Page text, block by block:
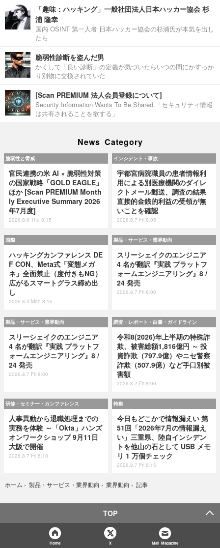
「趣味：ハッキング」一般社団法人日本ハッカー協会 杉
浦 隆幸
国内 OSINT 第一人者 日本ハッカー協会の杉浦氏が本気を出し
たら
脆弱性診断を盗んだ男
かくして「良い診断」の定義が気づいたらいつの間にかすっか
り別物に交換されていた
[Scan PREMIUM 法人会員登録について]
Security Information Wants To Be Shared.「セキュリティ情報
は共有されることを欲する」
News Category
脆弱性と脅威
官民連携の米 AI × 脆弱性対策
の国家戦略「GOLD EAGLE」
ほか [Scan PREMIUM Month
ly Executive Summary 2026
年7月度]
2026.8.6 Thu 8:15
インシデント・事故
宇都宮病院職員の患者情報利
用による別医療機関のダイレ
クトメール郵送、調査の結果
直接的金銭的利益の受領が無
いことを確認
2026.8.7 Fri 8:05
国際
ハッキングカンファレンス DE
F CON、Meta式「変態メガ
ネ」全面禁止（度付きもNG）
広がるスマートグラス締め出
し
2026.8.3 Mon 8:15
製品・サービス・業界動向
スリーシェイクのエンジニア
4 名が翻訳『実践 プラットフ
ォームエンジニアリング』8 /
24 発売
2026.8.7 Fri 8:00
製品・サービス・業界動向
スリーシェイクのエンジニア
4 名が翻訳『実践 プラットフ
ォームエンジニアリング』8 /
24 発売
2026.8.7 Fri 8:00
調査・レポート・白書・ガイドライン
令和8(2026)年上半期の特殊詐
欺、被害総額1,816億円 ～ 投
資詐欺（797.9億）やニセ警察
詐欺（507.9億）など手口別被
害額
2026.8.7 Fri 8:00
研修・セミナー・カンファレンス
人事異動から退職処理までの
実務を体験 ～「Okta」ハンズ
オンワークショップ 9月11日
大阪で開催
2026.8.7 Fri 8:10
特集
今日もどこかで情報漏えい 第
51回「2026年7月の情報漏え
い」三重県、陸自インシデン
トを他山の石として USB メモ
リ 1 万個チェック
2026.8.7 Fri 8:15
ホーム › 製品・サービス・業界動向 › 業界動向 › 記事
TOP
Home X Mail Magazine